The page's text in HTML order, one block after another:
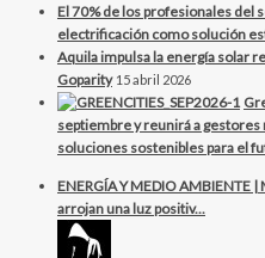
El 70% de los profesionales del
electrificación como solución
Aquila impulsa la energía solar
Goparity 15 abril 2026
septiembre y reunirá a
soluciones sostenibles para el
ENERGÍA Y MEDIO
arrojan una luz positiv...